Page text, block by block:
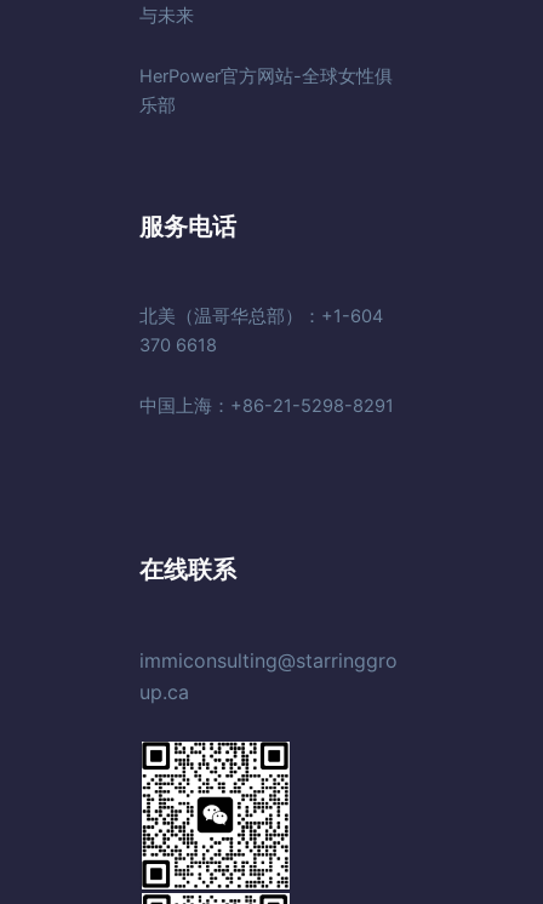
与未来
HerPower官方网站-全球女性俱
乐部
服务电话
北美（温哥华总部）：+1-604
370 6618
中国上海：+86-21-5298-8291
在线联系
immiconsulting@starringgro
up.ca